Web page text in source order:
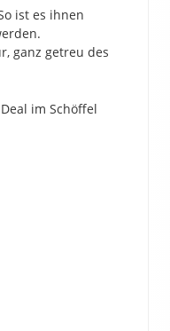
ist es ihnen
ganz getreu des
im Schöffel